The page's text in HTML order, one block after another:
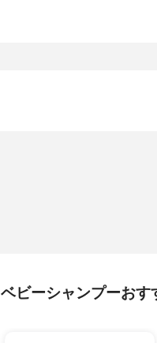
ベビーシャンプーおす